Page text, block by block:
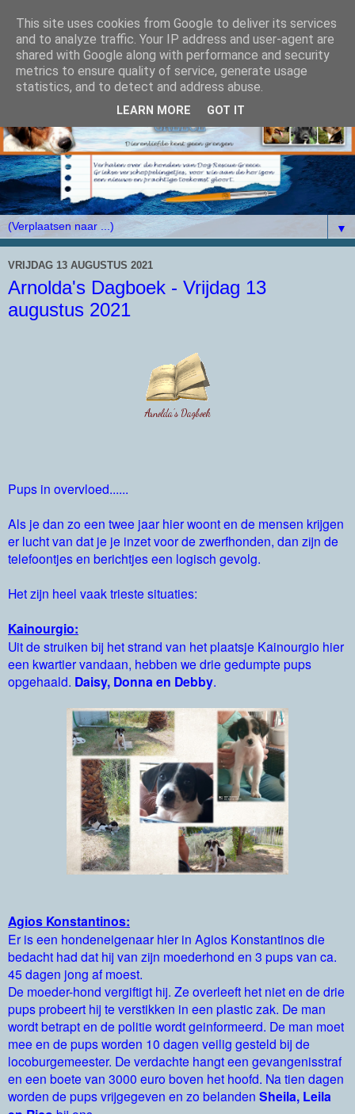
▼
VRIJDAG 13 AUGUSTUS 2021
Arnolda's Dagboek - Vrijdag 13
augustus 2021
Arnolda's Dagboek
Pups in overvloed......
Als je dan zo een twee jaar hier woont en de mensen krijgen
er lucht van dat je je inzet voor de zwerfhonden, dan zijn de
telefoontjes en berichtjes een logisch gevolg.
Het zijn heel vaak trieste situaties:
Kainourgio:
Uit de struiken bij het strand van het plaatsje Kainourgio hier
een kwartier vandaan, hebben we drie gedumpte pups
opgehaald. Daisy, Donna en Debby.
Agios Konstantinos:
Er is een hondeneigenaar hier in Agios Konstantinos die
bedacht had dat hij van zijn moederhond en 3 pups van ca.
45 dagen jong af moest.
De moeder-hond vergiftigt hij. Ze overleeft het niet en de drie
pups probeert hij te verstikken in een plastic zak. De man
wordt betrapt en de politie wordt geinformeerd. De man moet
mee en de pups worden 10 dagen veilig gesteld bij de
locoburgemeester. De verdachte hangt een gevangenisstraf
en een boete van 3000 euro boven het hoofd. Na tien dagen
worden de pups vrijgegeven en zo belanden Sheila, Leila
This site uses cookies from Google to deliver its services
and to analyze traffic. Your IP address and user-agent are
shared with Google along with performance and security
metrics to ensure quality of service, generate usage
statistics, and to detect and address abuse.
LEARN MORE GOT IT